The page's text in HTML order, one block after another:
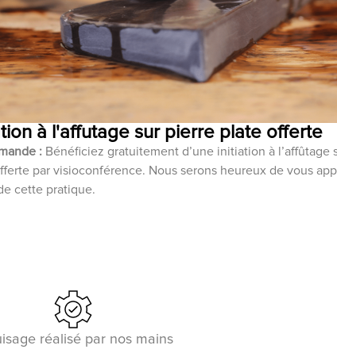
à l'affutage sur pierre plate offerte
: Bénéficiez gratuitement d’une initiation à l’affûtage
par visioconférence. Nous serons heureux de vous
cette pratique.
réalisé par nos mains